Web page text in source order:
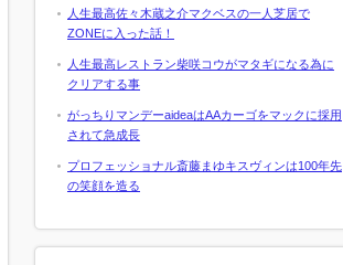
人生最高佐々木蔵之介マクベスの一人芝居で
ZONEに入った話！
人生最高レストラン柴咲コウがマタギになる為に
クリアする事
がっちりマンデーaideaはAAカーゴをマックに採用
されて急成長
プロフェッショナル斎藤まゆキスヴィンは100年先
の笑顔を造る